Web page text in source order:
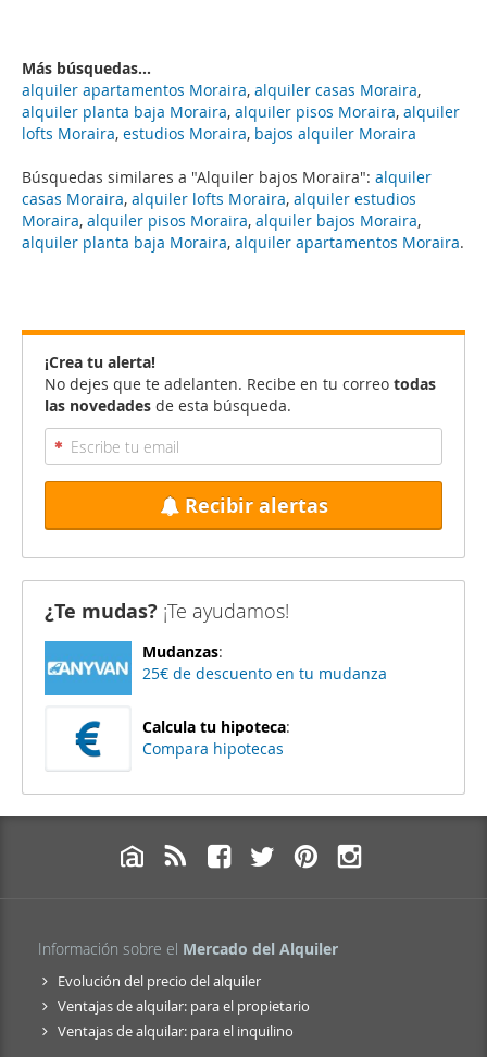
Búsquedas similares a "Alquiler bajos Moraira": alquiler
casas Moraira, alquiler lofts Moraira, alquiler estudios
Moraira, alquiler pisos Moraira, alquiler bajos Moraira,
alquiler planta baja Moraira, alquiler apartamentos Moraira.
Más búsquedas...
alquiler apartamentos Moraira, alquiler casas Moraira,
alquiler planta baja Moraira, alquiler pisos Moraira, alquiler
lofts Moraira, estudios Moraira, bajos alquiler Moraira
¡Crea tu alerta!
No dejes que te adelanten. Recibe en tu correo todas
las novedades de esta búsqueda.
Recibir alertas
¿Te mudas? ¡Te ayudamos!
Mudanzas:
25€ de descuento en tu mudanza
Calcula tu hipoteca:
Compara hipotecas
Información sobre el Mercado del Alquiler
Evolución del precio del alquiler
Ventajas de alquilar: para el propietario
Ventajas de alquilar: para el inquilino